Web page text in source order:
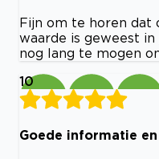
Fijn om te horen dat
waarde is geweest
nog lang te mogen
10
Goede informatie